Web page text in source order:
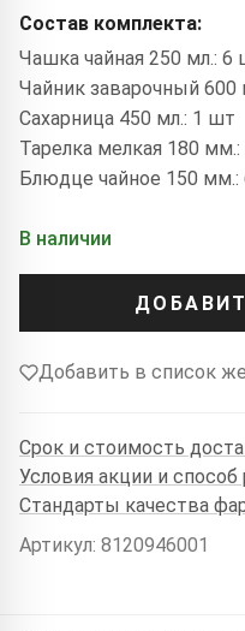
Состав комплекта:
Чашка чайная 250 мл.: 6
Чайник заварочный 600
Сахарница 450 мл.: 1 шт
Тарелка мелкая 180
Блюдце чайное 150
В наличии
Добавить в список
Срок и стоимость
Условия акции и способ
Стандарты качества
Артикул: 8120946001